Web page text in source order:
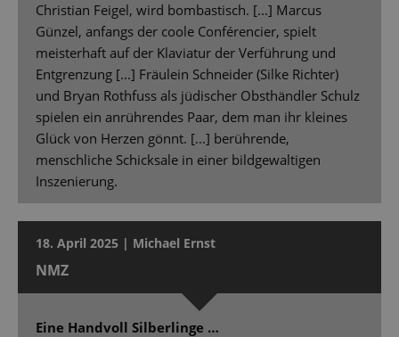
Christian Feigel, wird bombastisch. [...] Marcus
Günzel, anfangs der coole Conférencier, spielt
meisterhaft auf der Klaviatur der Verführung und
Entgrenzung [...] Fräulein Schneider (Silke Richter)
und Bryan Rothfuss als jüdischer Obsthändler Schulz
spielen ein anrührendes Paar, dem man ihr kleines
Glück von Herzen gönnt. [...] berührende,
menschliche Schicksale in einer bildgewaltigen
Inszenierung.
18. April 2025 | Michael Ernst
NMZ
Eine Handvoll Silberlinge …